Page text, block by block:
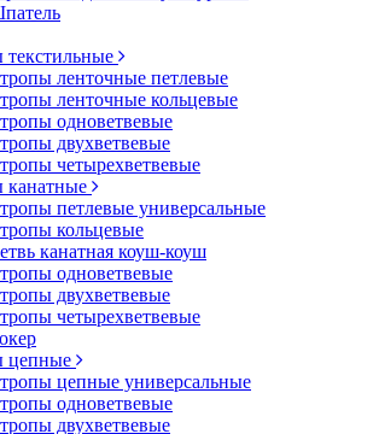
ленточные петлевые
ленточные кольцевые
одноветвевые
двухветвевые
четырехветвевые
канатные
петлевые универсальные
кольцевые
канатная коуш-коуш
одноветвевые
двухветвевые
четырехветвевые
цепные
цепные универсальные
одноветвевые
двухветвевые